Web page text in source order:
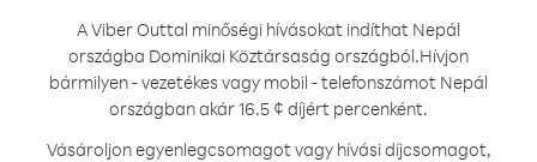
A Viber Outtal minőségi hívásokat indíthat Nepál
országba Dominikai Köztársaság országból.Hívjon
bármilyen - vezetékes vagy mobil - telefonszámot Nepál
országban akár 16.5 ¢ díjért percenként.
Vásároljon egyenlegcsomagot vagy hívási díjcsomagot,